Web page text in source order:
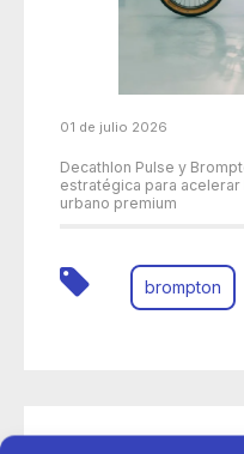
01 de julio 2026
Decathlon Pulse y
estratégica para
urbano premium
brompton